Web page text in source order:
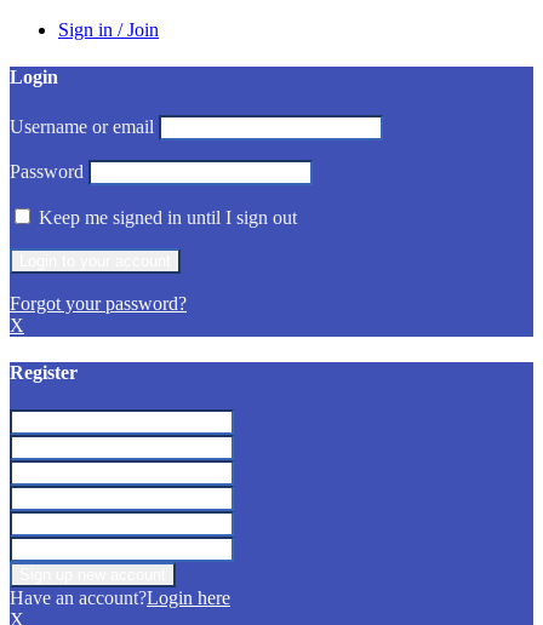
Sign in / Join
Login
Username or email
Password
Keep me signed in until I sign out
Forgot your password?
X
Register
Have an account?Login here
X